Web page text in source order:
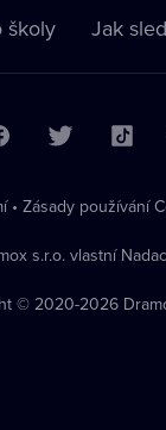
školy Jak
• Zásady používání
s.r.o. vlastní
© 2020-2026